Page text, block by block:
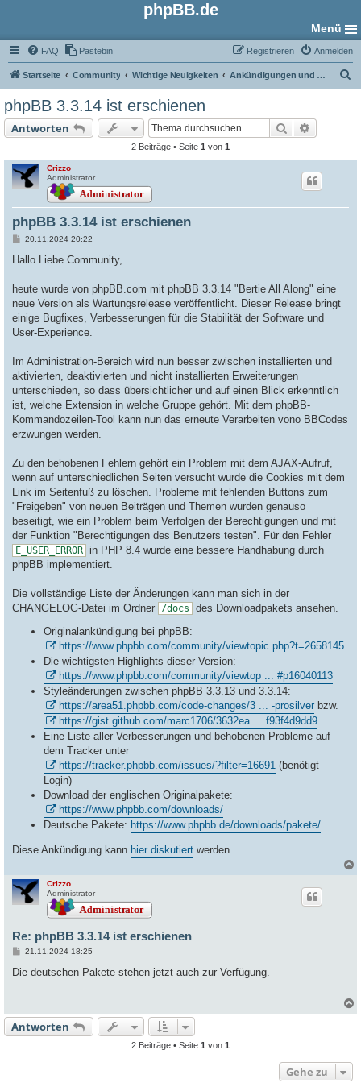
phpBB.de
Menü
FAQ Pastebin Anmelden
Registrieren
Startseite Community Wichtige Neuigkeiten Ankündigungen und Neuigkeiten
phpBB 3.3.14 ist erschienen
Antworten Suche
2 Beiträge • Seite 1 von 1
Crizzo
Administrator
phpBB 3.3.14 ist erschienen
B
i
a
20.11.2024 20:22
Hallo Liebe Community,
heute wurde von phpBB.com mit phpBB 3.3.14 "Bertie All Along" eine
neue Version als Wartungsrelease veröffentlicht. Dieser Release bringt
einige Bugfixes, Verbesserungen für die Stabilität der Software und
User-Experience.
Im Administration-Bereich wird nun besser zwischen installierten und
aktivierten, deaktivierten und nicht installierten Erweiterungen
unterschieden, so dass übersichtlicher und auf einen Blick erkenntlich
ist, welche Extension in welche Gruppe gehört. Mit dem phpBB-
Kommandozeilen-Tool kann nun das erneute Verarbeiten vono BBCodes
erzwungen werden.
Zu den behobenen Fehlern gehört ein Problem mit dem AJAX-Aufruf,
wenn auf unterschiedlichen Seiten versucht wurde die Cookies mit dem
Link im Seitenfuß zu löschen. Probleme mit fehlenden Buttons zum
"Freigeben" von neuen Beiträgen und Themen wurden genauso
beseitigt, wie ein Problem beim Verfolgen der Berechtigungen und mit
der Funktion "Berechtigungen des Benutzers testen". Für den Fehler
E_USER_ERROR
in PHP 8.4 wurde eine bessere Handhabung durch
phpBB implementiert.
Die vollständige Liste der Änderungen kann man sich in der
CHANGELOG-Datei im Ordner
/docs
des Downloadpakets ansehen.
Originalankündigung bei phpBB:
https://www.phpbb.com/community/viewtopic.php?t=2658145
Die wichtigsten Highlights dieser Version:
https://www.phpbb.com/community/viewtop ... #p16040113
Styleänderungen zwischen phpBB 3.3.13 und 3.3.14:
https://area51.phpbb.com/code-changes/3 ... -prosilver bzw.
https://gist.github.com/marc1706/3632ea ... f93f4d9dd9
Eine Liste aller Verbesserungen und behobenen Probleme auf
dem Tracker unter
https://tracker.phpbb.com/issues/?filter=16691 (benötigt
Login)
Download der englischen Originalpakete:
https://www.phpbb.com/downloads/
Deutsche Pakete: https://www.phpbb.de/downloads/pakete/
Diese Ankündigung kann hier diskutiert werden.
Crizzo
Administrator
Re: phpBB 3.3.14 ist erschienen
B
i
21.11.2024 18:25
Die deutschen Pakete stehen jetzt auch zur Verfügung.
a
Antworten
2 Beiträge • Seite 1 von 1
Gehe zu